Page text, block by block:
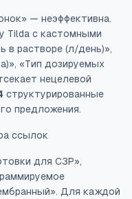
— неэффективна.
Tilda с кастомными
в растворе (л/день)»,
«Тип дозируемых
нецелевой
структурированные
предложения.
ссылок
для СЗР»,
Для каждой